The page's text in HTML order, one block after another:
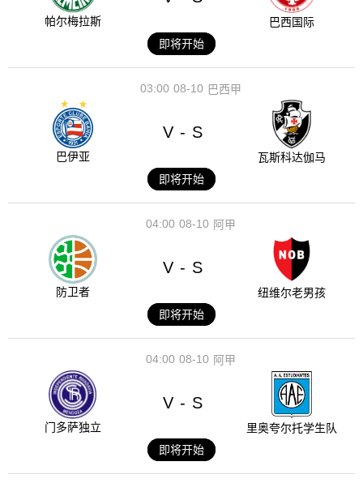
帕尔梅拉斯
巴西国际
即将开始
08-10
03:00 巴西甲
巴伊亚
V - S
瓦斯科达伽马
即将开始
08-10
04:00 阿甲
防卫者
V - S
纽维尔老男孩
即将开始
08-10
04:00 阿甲
门多萨独立
V - S
里奥夸尔托学生队
即将开始